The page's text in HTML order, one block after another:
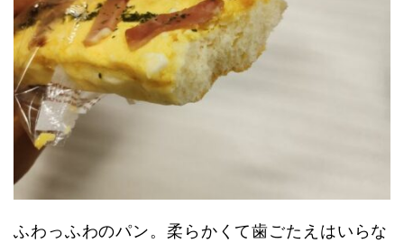
ふわっふわのパン。柔らかくて歯ごたえはいらな